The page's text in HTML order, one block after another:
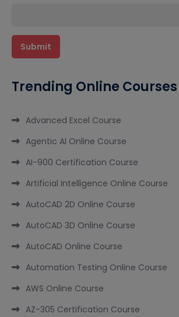
Trending Online Courses
Advanced Excel Course
Agentic AI Online Course
AI-900 Certification Course
Artificial Intelligence Online Course
AutoCAD 2D Online Course
AutoCAD 3D Online Course
AutoCAD Online Course
Automation Testing Online Course
AWS Online Course
AZ-305 Certification Course